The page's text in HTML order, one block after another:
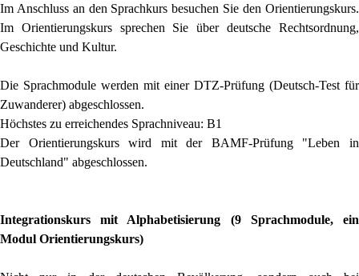
Im Anschluss an den Sprachkurs besuchen Sie den Orientierungskurs.
Im Orientierungskurs sprechen Sie über deutsche Rechtsordnung,
Geschichte und Kultur.
Die Sprachmodule werden mit einer DTZ-Prüfung (Deutsch-Test für
Zuwanderer) abgeschlossen.
Höchstes zu erreichendes Sprachniveau: B1
Der Orientierungskurs wird mit der BAMF-Prüfung "Leben in
Deutschland" abgeschlossen.
Integrationskurs mit Alphabetisierung (9 Sprachmodule, ein
Modul Orientierungskurs)